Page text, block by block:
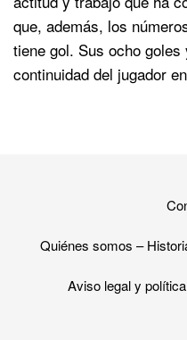
que, además, los
tiene gol. Sus ocho
continuidad del jugador
Quiénes somos –
Aviso legal y